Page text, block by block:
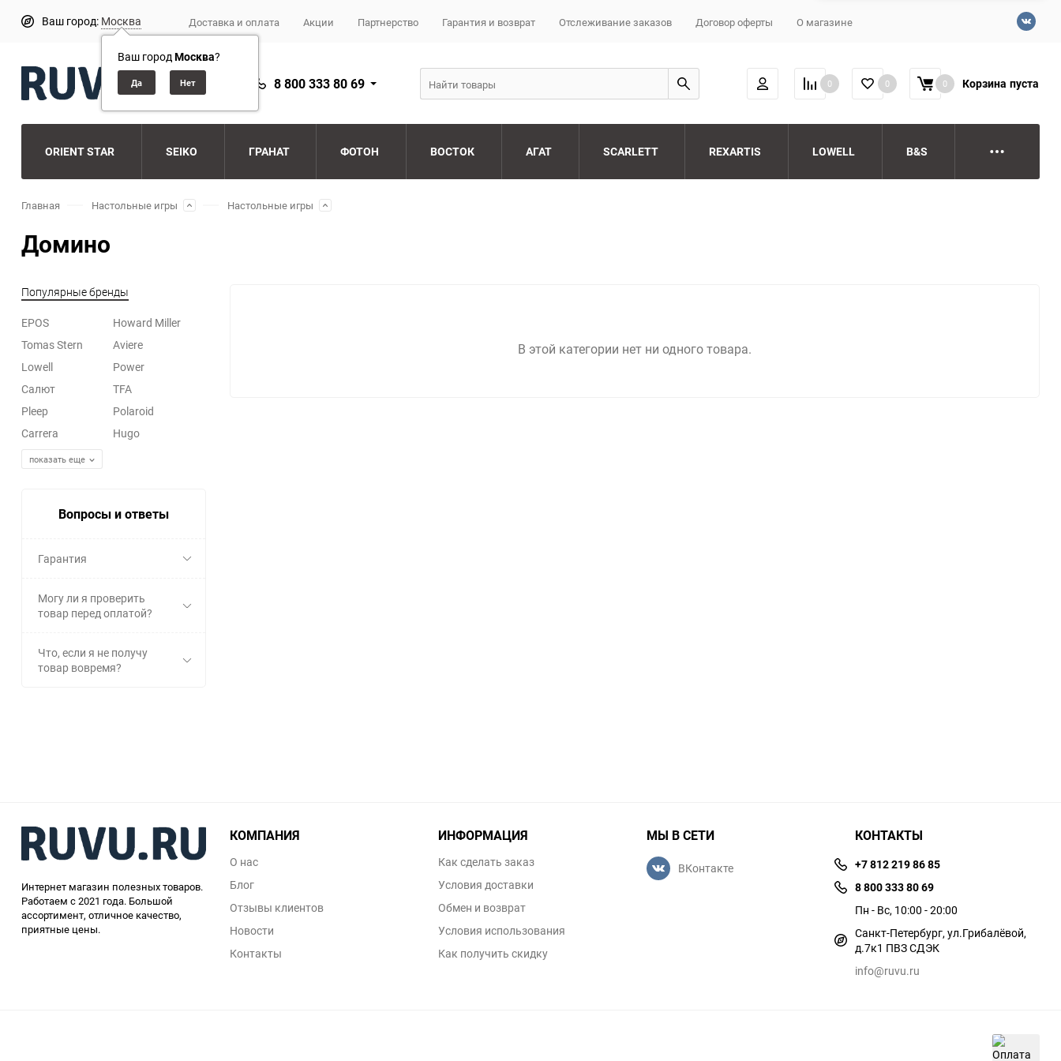
Ваш город: Москва
Ваш городМосква?
Доставка и оплата Акции Партнерство Гарантия и возврат Отслеживание заказов Договор оферты О магазине
8 800 333 80 69 0 0 0 Корзина пуста
ORIENT STAR SEIKO ГРАНАТ ФОТОН ВОСТОК АГАТ SCARLETT REXARTIS LOWELL B&S
Главная Настольные игры Настольные игры
Домино
Популярные бренды
EPOS
Howard Miller
Tomas Stern
Aviere
Lowell
Power
Салют
TFA
Pleep
Polaroid
Carrera
Hugo
показать еще
Вопросы и ответы
Гарантия
Могу ли я проверить
товар перед оплатой?
Что, если я не получу
товар вовремя?
В этой категории нет ни одного товара.
Интернет магазин полезных товаров.
Работаем с 2021 года. Большой
ассортимент, отличное качество,
приятные цены.
КОМПАНИЯ
О нас
Блог
Отзывы клиентов
Новости
Контакты
ИНФОРМАЦИЯ
Как сделать заказ
Условия доставки
Обмен и возврат
Условия использования
Как получить скидку
МЫ В СЕТИ
ВКонтакте
КОНТАКТЫ
+7 812 219 86 85
8 800 333 80 69
Пн - Вс, 10:00 - 20:00
Санкт-Петербург, ул.​​Грибалёвой,
д.7к1 ПВЗ СДЭК
info@ruvu.ru